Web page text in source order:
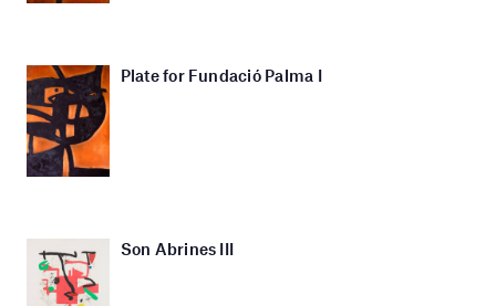
Plate for Fundació Palma I
Son Abrines III